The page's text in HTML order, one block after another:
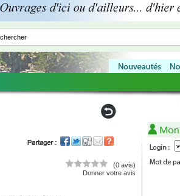
(0 avis)
Donner votre avis